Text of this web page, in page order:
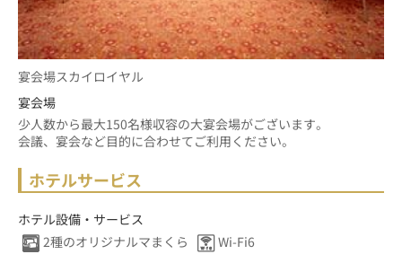
宴会場スカイロイヤル
宴会場
少人数から最大150名様収容の大宴会場がございます。
会議、宴会など目的に合わせてご利用ください。
ホテルサービス
ホテル設備・サービス
2種のオリジナルマまくら
Wi-Fi6